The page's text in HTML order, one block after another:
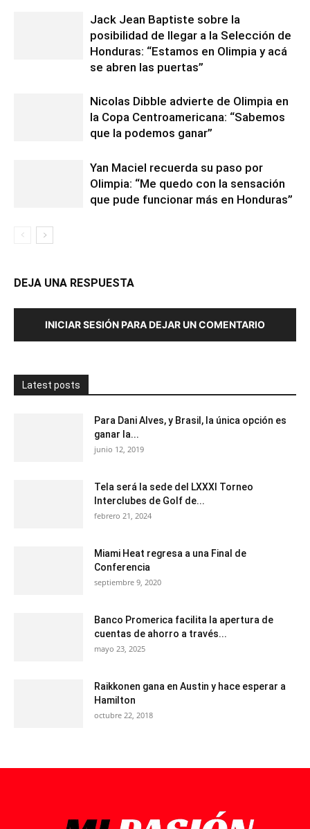
Jack Jean Baptiste sobre la
posibilidad de llegar a la Selección de
Honduras: “Estamos en Olimpia y acá
se abren las puertas”
Nicolas Dibble advierte de Olimpia en
la Copa Centroamericana: “Sabemos
que la podemos ganar”
Yan Maciel recuerda su paso por
Olimpia: “Me quedo con la sensación
que pude funcionar más en Honduras”
DEJA UNA RESPUESTA
INICIAR SESIÓN PARA DEJAR UN COMENTARIO
Latest posts
Para Dani Alves, y Brasil, la única opción es
ganar la...
junio 12, 2019
Tela será la sede del LXXXI Torneo
Interclubes de Golf de...
febrero 21, 2024
Miami Heat regresa a una Final de
Conferencia
septiembre 9, 2020
Banco Promerica facilita la apertura de
cuentas de ahorro a través...
mayo 23, 2025
Raikkonen gana en Austin y hace esperar a
Hamilton
octubre 22, 2018